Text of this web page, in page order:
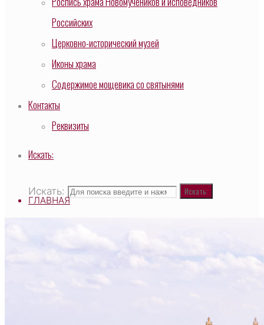
Российских
Церковно-исторический музей
Иконы храма
Содержимое мощевика со святынями
Контакты
Реквизиты
Искать:
Искать: Искать:
ГЛАВНАЯ
МИТРОПОЛИТ ЧЕБОКСАРСКИЙ И